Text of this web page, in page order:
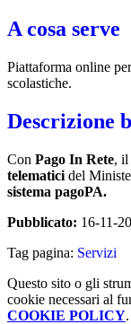
A cosa serve
Piattaforma online
scolastiche.
Descrizione
Con Pago In Rete, il
telematici del
sistema pagoPA.
Pubblicato: 16-11-
Tag pagina: Servizi
Questo sito o gli
cookie necessari al
COOKIE POLICY.